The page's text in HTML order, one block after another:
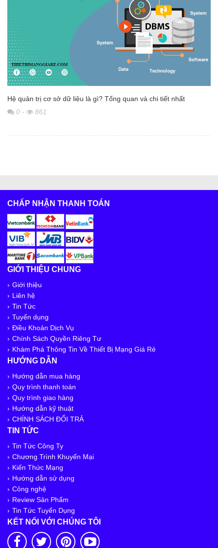
Hệ quản trị cơ sở dữ liệu là gì? Tổng quan và chi tiết nhất
0 - 861
CHẤP NHẬN THANH TOÁN
GIỚI THIỆU CHUNG
Giới thiệu
Liên hệ
Tin Tức
Tuyển dụng
Điều Khoản Dịch Vụ
Chính Sách Quyền Riêng Tư
Khám Phá Thông Tin Về Thiết Bị Mạng Giá Rẻ
HƯỚNG DẪN
Hướng dẫn mua hàng
Quy trình thanh toán
Quy trình giao hàng
Hướng dẫn kỹ thuật
CHÍNH SÁCH ĐỔI TRẢ
TIN TỨC
Tin Tức Công Ty
Chương Trình Khuyến Mại
Kiến Thức Mạng
Hướng dẫn sử dụng
Công nghệ
Review Sản Phẩm
Tin Tức Tuyển Dụng
KẾT NỐI VỚI CHÚNG TÔI